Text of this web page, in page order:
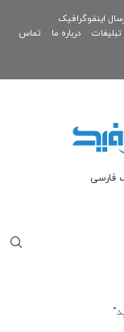
اینفوگرافیک
تبلیغات درباره ما تماس
فارسی